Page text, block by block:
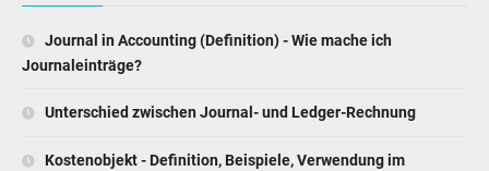
Journal in Accounting (Definition) - Wie mache ich
Journaleinträge?
Unterschied zwischen Journal- und Ledger-Rechnung
Kostenobjekt - Definition, Beispiele, Verwendung im